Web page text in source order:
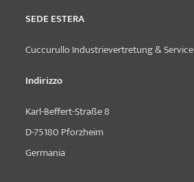
SEDE ESTERA
Cuccurullo Industrievertretung & Service
Indirizzo
Karl-Beffert-Straße 8
D-75180 Pforzheim
Germania